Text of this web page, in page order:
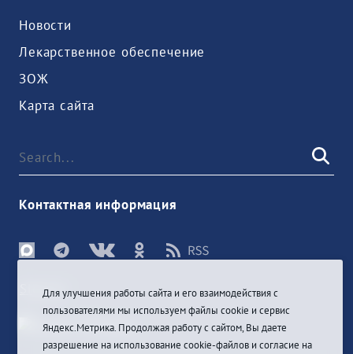
Новости
Лекарственное обеспечение
ЗОЖ
Карта сайта
Контактная информация
Sign In
Для улучшения работы сайта и его взаимодействия с
пользователями мы используем файлы cookie и сервис
Яндекс.Метрика. Продолжая работу с сайтом, Вы даете
разрешение на использование cookie-файлов и согласие на